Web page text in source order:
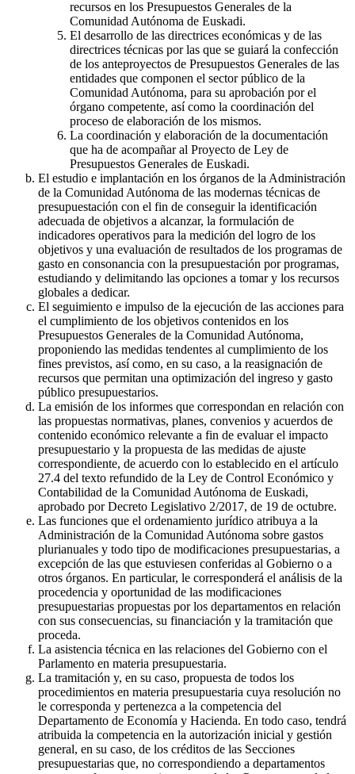
recursos en los Presupuestos Generales de la
Comunidad Autónoma de Euskadi.
El desarrollo de las directrices económicas y de las
directrices técnicas por las que se guiará la confección
de los anteproyectos de Presupuestos Generales de las
entidades que componen el sector público de la
Comunidad Autónoma, para su aprobación por el
órgano competente, así como la coordinación del
proceso de elaboración de los mismos.
La coordinación y elaboración de la documentación
que ha de acompañar al Proyecto de Ley de
Presupuestos Generales de Euskadi.
El estudio e implantación en los órganos de la Administración
de la Comunidad Autónoma de las modernas técnicas de
presupuestación con el fin de conseguir la identificación
adecuada de objetivos a alcanzar, la formulación de
indicadores operativos para la medición del logro de los
objetivos y una evaluación de resultados de los programas de
gasto en consonancia con la presupuestación por programas,
estudiando y delimitando las opciones a tomar y los recursos
globales a dedicar.
El seguimiento e impulso de la ejecución de las acciones para
el cumplimiento de los objetivos contenidos en los
Presupuestos Generales de la Comunidad Autónoma,
proponiendo las medidas tendentes al cumplimiento de los
fines previstos, así como, en su caso, a la reasignación de
recursos que permitan una optimización del ingreso y gasto
público presupuestarios.
La emisión de los informes que correspondan en relación con
las propuestas normativas, planes, convenios y acuerdos de
contenido económico relevante a fin de evaluar el impacto
presupuestario y la propuesta de las medidas de ajuste
correspondiente, de acuerdo con lo establecido en el artículo
27.4 del texto refundido de la Ley de Control Económico y
Contabilidad de la Comunidad Autónoma de Euskadi,
aprobado por Decreto Legislativo 2/2017, de 19 de octubre.
Las funciones que el ordenamiento jurídico atribuya a la
Administración de la Comunidad Autónoma sobre gastos
plurianuales y todo tipo de modificaciones presupuestarias, a
excepción de las que estuviesen conferidas al Gobierno o a
otros órganos. En particular, le corresponderá el análisis de la
procedencia y oportunidad de las modificaciones
presupuestarias propuestas por los departamentos en relación
con sus consecuencias, su financiación y la tramitación que
proceda.
La asistencia técnica en las relaciones del Gobierno con el
Parlamento en materia presupuestaria.
La tramitación y, en su caso, propuesta de todos los
procedimientos en materia presupuestaria cuya resolución no
le corresponda y pertenezca a la competencia del
Departamento de Economía y Hacienda. En todo caso, tendrá
atribuida la competencia en la autorización inicial y gestión
general, en su caso, de los créditos de las Secciones
presupuestarias que, no correspondiendo a departamentos